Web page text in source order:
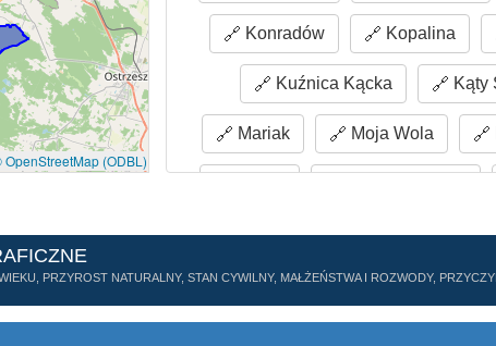
OpenStreetMap (ODBL)
Konradów Kopalina
Kuźnica Kącka Kąty
Mariak Moja Wola
Piła Smugi Sośnie
Szklarka Śląska
PRZYROST NATURALNY, STAN CYWILNY, MAŁŻEŃSTWA I ROZWODY,